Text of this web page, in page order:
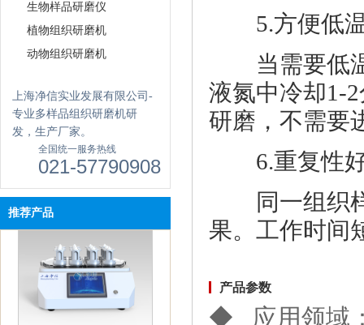
生物样品研磨仪
植物组织研磨机
动物组织研磨机
上海净信实业发展有限公司-
专业多样品组织研磨机研
发，生产厂家。
全国统一服务热线
021-57790908
推荐产品
真空离心浓缩仪(溶剂蒸发工作
站) JX-ZLN-BN
5.方便低
当需要低温
液氮中冷却1-
研磨，不需要
6.重复性
同一组织样
果。工作时间
产品参数
◆ 应用领域